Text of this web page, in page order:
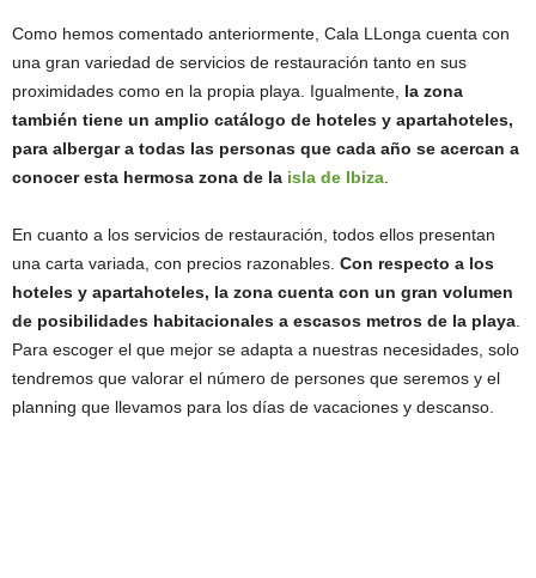
Como hemos comentado anteriormente, Cala LLonga cuenta con
una gran variedad de servicios de restauración tanto en sus
proximidades como en la propia playa. Igualmente, la zona
también tiene un amplio catálogo de hoteles y apartahoteles,
para albergar a todas las personas que cada año se acercan a
conocer esta hermosa zona de la isla de Ibiza
En cuanto a los servicios de restauración, todos ellos presentan
una carta variada, con precios razonables. Con respecto a los
hoteles y apartahoteles, la zona cuenta con un gran volumen
de posibilidades habitacionales a escasos metros de la playa
Para escoger el que mejor se adapta a nuestras necesidades, solo
tendremos que valorar el número de persones que seremos y el
planning que llevamos para los días de vacaciones y descanso.